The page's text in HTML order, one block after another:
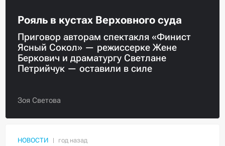
Рояль в кустах Верховного суда
Приговор авторам спектакля «Финист
Ясный Сокол» — режиссерке Жене
Беркович и драматургу Светлане
Петрийчук — оставили в силе
Зоя Светова
НОВОСТИ